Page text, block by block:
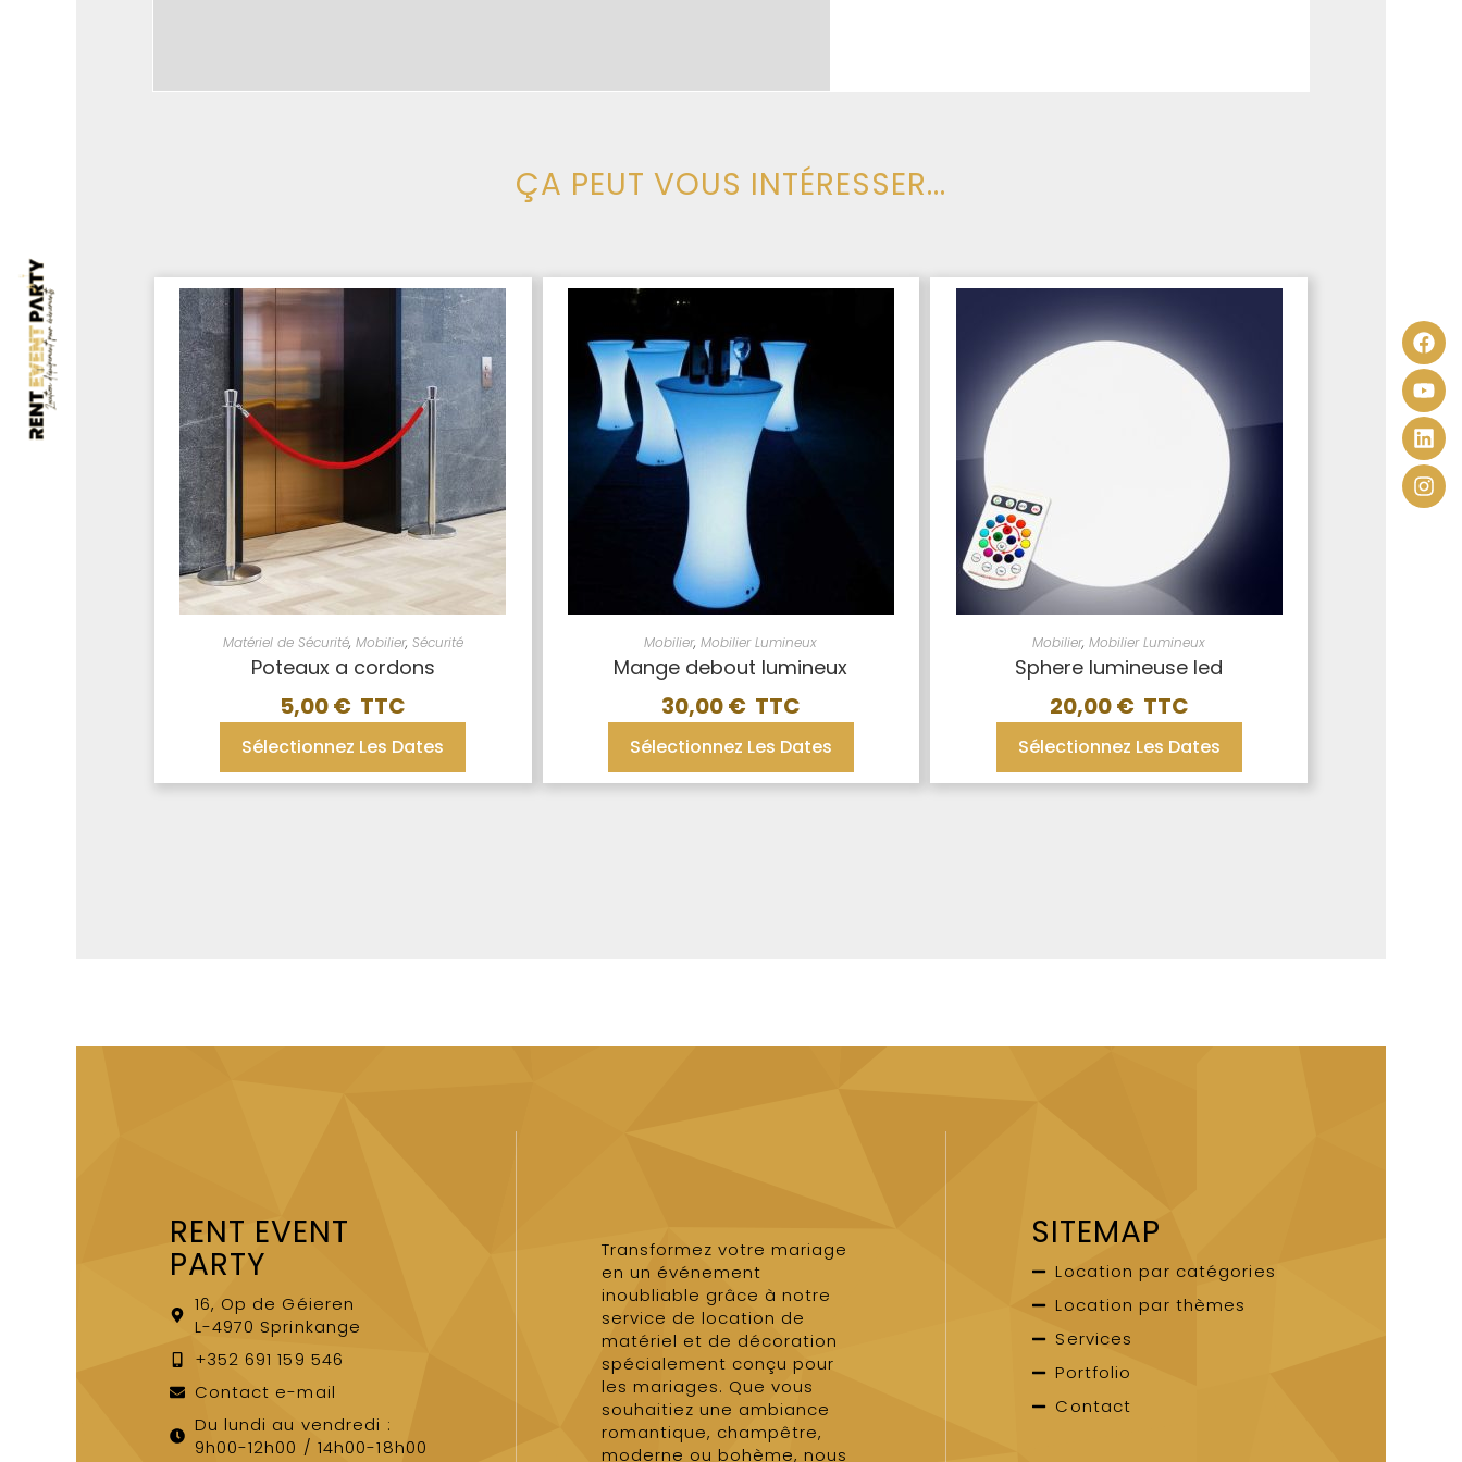
ÇA PEUT VOUS INTÉRESSER...
Matériel de Sécurité, Mobilier, Sécurité
Poteaux a cordons
5,00€
Sélectionnez Les Dates
Mobilier,Mobilier Lumineux
Mange debout lumineux
30,00€
Sélectionnez Les Dates
Mobilier,Mobilier Lumineux
Sphere lumineuse led
20,00€
Sélectionnez Les Dates
RENT EVENT
PARTY
16, Op de Géieren
L-4970 Sprinkange
+352 691 159 546
Contact e-mail
Du lundi au vendredi :
9h00-12h00 / 14h00-18h00
Transformez votre mariage
en un événement
inoubliable grâce à notre
service de location de
matériel et de décoration
spécialement conçu pour
les mariages. Que vous
souhaitiez une ambiance
romantique, champêtre,
moderne ou bohème, nous
SITEMAP
Location par catégories
Location par thèmes
Services
Portfolio
Contact